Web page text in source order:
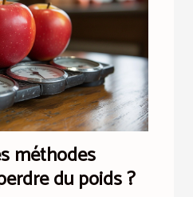
méthodes
du poids ?